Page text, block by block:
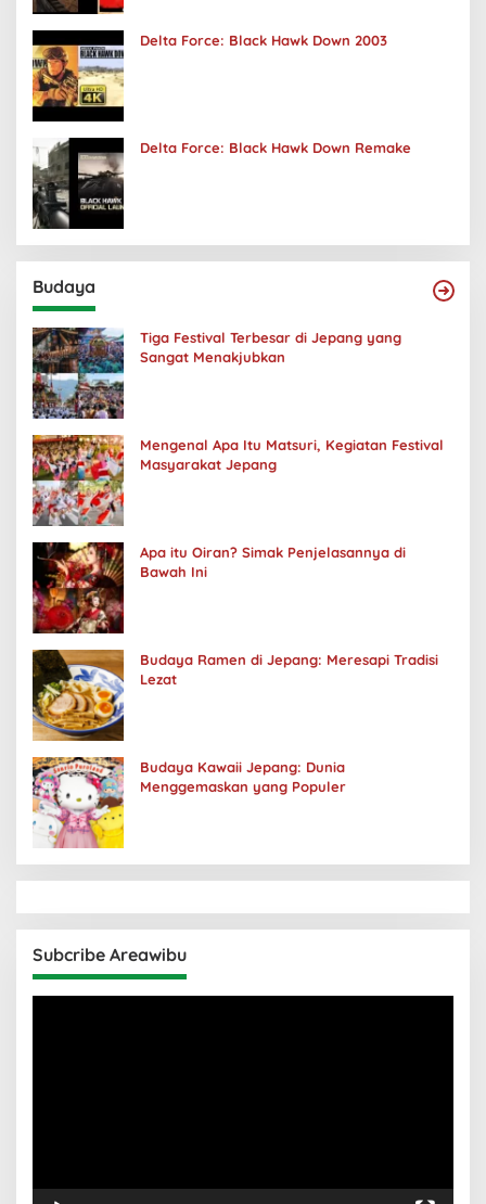
Delta Force: Black Hawk Down 2003
Delta Force: Black Hawk Down Remake
Budaya
Tiga Festival Terbesar di Jepang yang
Sangat Menakjubkan
Mengenal Apa Itu Matsuri, Kegiatan Festival
Masyarakat Jepang
Apa itu Oiran? Simak Penjelasannya di
Bawah Ini
Budaya Ramen di Jepang: Meresapi Tradisi
Lezat
Budaya Kawaii Jepang: Dunia
Menggemaskan yang Populer
Subcribe Areawibu